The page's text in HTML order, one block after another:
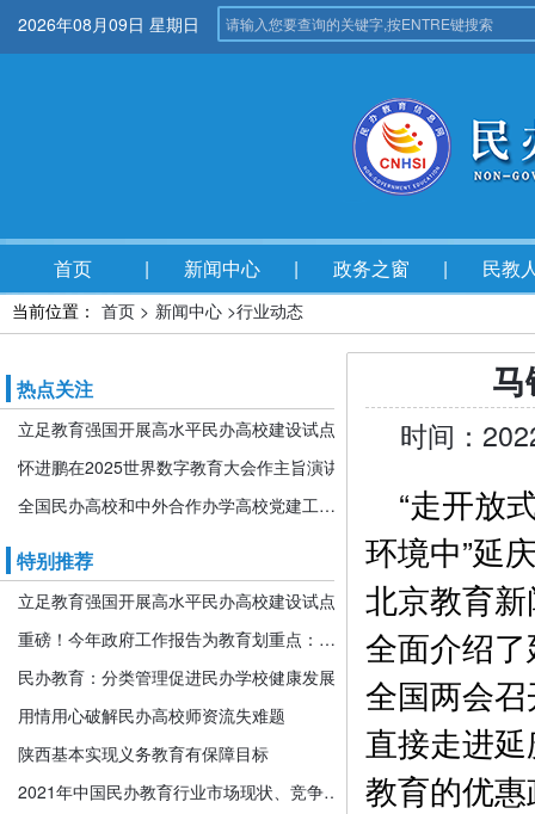
2026年08月09日 星期日
首页 新闻中心 政务之窗 民教
当前位置： 首页 > 新闻中心 >行业动态
热点关注
立足教育强国开展高水平民办高校建设试点
怀进鹏在2025世界数字教育大会作主旨演讲
全国民办高校和中外合作办学高校党建工作推进会暨引导规范民办教育发展年度会在京召开
特别推荐
立足教育强国开展高水平民办高校建设试点
重磅！今年政府工作报告为教育划重点：发展更加公平更高质量的教育！
民办教育：分类管理促进民办学校健康发展
用情用心破解民办高校师资流失难题
陕西基本实现义务教育有保障目标
2021年中国民办教育行业市场现状、竞争格局及发展前景分析 机构规模或将持续扩张
时间：
“走开放
环境中”延
北京教育
全面介绍
全国两会
直接走进
教育的优